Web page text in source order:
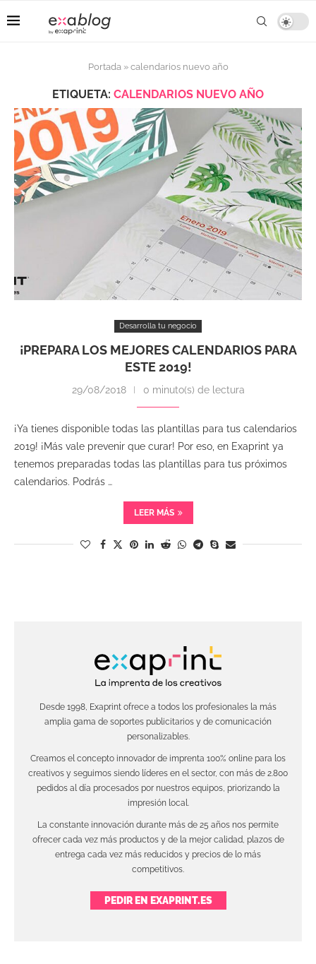
Portada» calendarios nuevo año
ETIQUETA: CALENDARIOS NUEVO AÑO
Desarrolla tu negocio
¡PREPARA LOS MEJORES CALENDARIOS PARA
ESTE 2019!
29/08/2018 0 minuto(s) de lectura
¡Ya tienes disponible todas las plantillas para tus calendarios
2019! ¡Más vale prevenir que curar! Por eso, en Exaprint ya
tenemos preparadas todas las plantillas para tus próximos
calendarios. Podrás …
LEER MÁS
Desde 1998, Exaprint ofrece a todos los profesionales la más
amplia gama de soportes publicitarios y de comunicación
personalizables.
Creamos el concepto innovador de imprenta 100% online para los
creativos y seguimos siendo líderes en el sector, con más de 2.800
pedidos al día procesados por nuestros equipos, priorizando la
impresión local.
La constante innovación durante más de 25 años nos permite
ofrecer cada vez más productos y de la mejor calidad, plazos de
entrega cada vez más reducidos y precios de lo más
competitivos.
PEDIR EN EXAPRINT.ES